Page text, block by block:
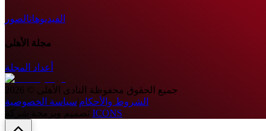
الفيديوهاتالصور
مجلة الأهلى
أعداد المجلة
جميع الحقوق محفوظة النادى الأهلى ©
2026
الشروط والأحكام|سياسة الخصوصية
تصميم وبرمجة شركة ICONS